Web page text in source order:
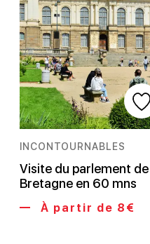
INCONTOURNABLES
Visite du parlement de
Bretagne en 60 mns
À partir de 8€